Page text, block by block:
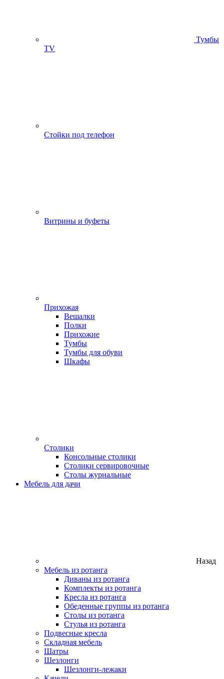
Тумбы
ТV
Стойки под телефон
Витрины и буфеты
Прихожая
Вешалки
Полки
Прихожие
Тумбы
Тумбы для обуви
Шкафы
Столики
Консольные столики
Столики сервировочные
Столы журнальные
Мебель для дачи
Назад
Мебель из ротанга
Диваны из ротанга
Комплекты из ротанга
Кресла из ротанга
Обеденные группы из ротанга
Столы из ротанга
Стулья из ротанга
Подвесные кресла
Складная мебель
Шатры
Шезлонги
Шезлонги-лежаки